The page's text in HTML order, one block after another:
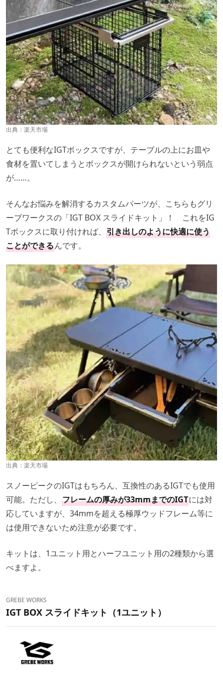
出典： 楽天市場
とても便利なIGTボックスですが、テーブルの上にお皿や
食材を置いてしまうとボックスが開けられないという弱点
が……。
そんなお悩みを解消するカスタムパーツが、こちらもグリ
ーブワークスの「IGT BOX スライドキット」！ これをIG
Tボックスに取り付ければ、 引き出しのように快適に使う
ことができるんです。
出典： 楽天市場
スノーピークのIGTはもちろん、互換性のあるIGTでも使用
可能。ただし、 フレームの厚みが33mmまでのIGTには対
応していますが、34mmを超える極厚ウッドフレーム等に
は使用できないため注意が必要です。
キットは、1ユニット用とハーフユニット用の2種類から選
べますよ。
GREBE WORKS
IGT BOX スライドキット（1ユニット）